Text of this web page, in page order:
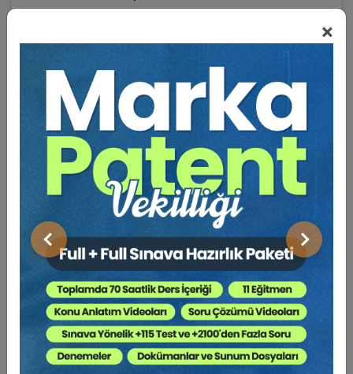
×
Önceki Sonraki
- Turizm
- Simsarlık
- İnşaat
- Tıp ve İlaç Sektörleri
- Garanti Hukuku, Yeni Kanun'a Genel Bakış
- Tüketici Hukuku'nda Yargılama ve Usul Hukuku
Kuralları
- Rekabet Hukuku'nda Tüketicinin Korunması
"Hem katılımcı sayısı hem de yanımızda duran kamu ve